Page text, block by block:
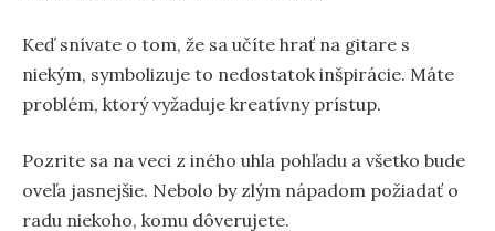
Keď snívate o tom, že sa učíte hrať na gitare s
niekým, symbolizuje to nedostatok inšpirácie. Máte
problém, ktorý vyžaduje kreatívny prístup.
Pozrite sa na veci z iného uhla pohľadu a všetko bude
oveľa jasnejšie. Nebolo by zlým nápadom požiadať o
radu niekoho, komu dôverujete.